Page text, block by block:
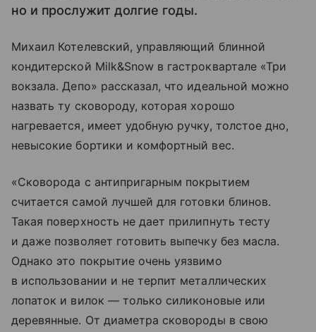
но и прослужит долгие годы.
Михаил Котелевский, управляющий блинной
кондитерской Milk&Snow в гастроквартале «Три
вокзала. Депо» рассказал, что идеальной можно
назвать ту сковороду, которая хорошо
нагревается, имеет удобную ручку, толстое дно,
невысокие бортики и комфортный вес.
«Сковорода с антипригарным покрытием
считается самой лучшей для готовки блинов.
Такая поверхность не дает прилипнуть тесту
и даже позволяет готовить выпечку без масла.
Однако это покрытие очень уязвимо
в использовании и не терпит металлических
лопаток и вилок — только силиконовые или
деревянные. От диаметра сковороды в свою